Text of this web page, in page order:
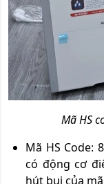
Mã HS
Mã HS Code:
có động cơ
hút bụi của mã